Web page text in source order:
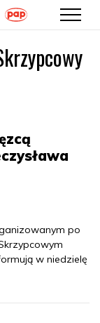
po
w niedzielę